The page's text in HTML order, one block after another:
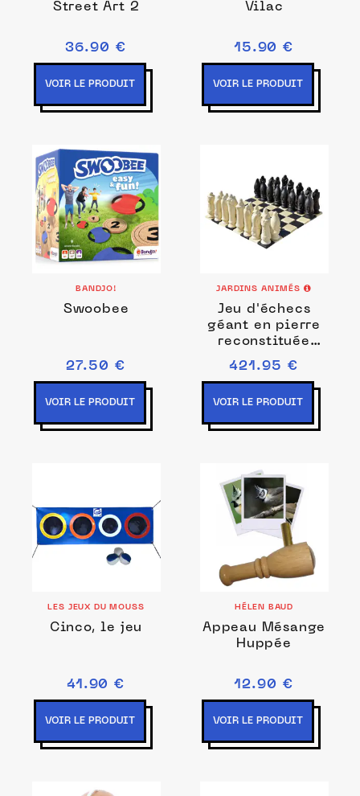
Street Art 2
36.90 €
VOIR LE PRODUIT
Vilac
15.90 €
VOIR LE PRODUIT
BANDJO!
Swoobee
27.50 €
VOIR LE PRODUIT
JARDINS ANIMÉS
Jeu d'échecs
géant en pierre
reconstituée
96cm
421.95 €
VOIR LE PRODUIT
LES JEUX DU MOUSS
Cinco, le jeu
41.90 €
VOIR LE PRODUIT
HÉLEN BAUD
Appeau Mésange
Huppée
12.90 €
VOIR LE PRODUIT